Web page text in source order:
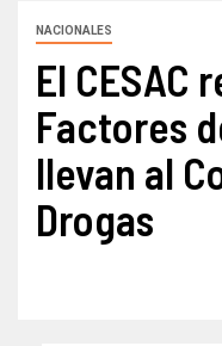
NACIONALES
El CESAC
Factores
llevan al
Drogas